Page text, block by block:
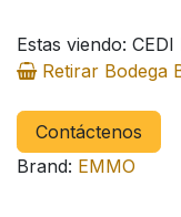
Estas viendo:
Retirar Bodega
Contáctenos
Brand: EMMO